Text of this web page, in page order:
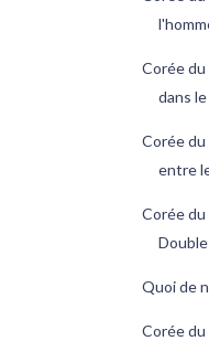
Corée du
dans
Corée
entre
Corée du
Quoi de
Corée du